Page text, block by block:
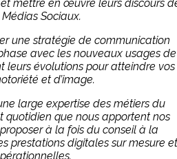
mettre en œuvre leurs discours
Sociaux.
une stratégie de communication
avec les nouveaux usages de
leurs évolutions pour atteindre vos
et d’image.
large expertise des métiers du
quotidien que nous apportent nos
à la fois du conseil à la
prestations digitales sur mesure et